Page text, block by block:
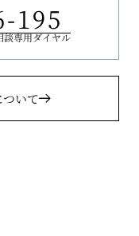
195
談専用ダイヤル
いて